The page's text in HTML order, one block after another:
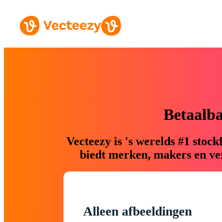
Vecteezy is 's werelds #1
biedt merken, makers en
Alleen afbeeldingen